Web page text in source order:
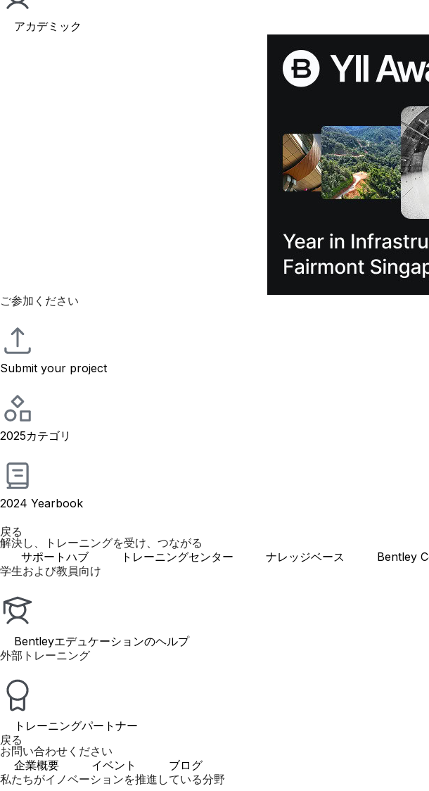
アカデミック
ご参加ください
Submit your project
2025カテゴリ
2024 Yearbook
戻る
解決し、トレーニングを受け、つながる
サポートハブ
トレーニングセンター ナレッジベース
Bentley
学生および教員向け
Bentleyエデュケーションのヘルプ
外部トレーニング
トレーニングパートナー
戻る
お問い合わせください
企業概要
イベント
ブログ
私たちがイノベーションを推進している分野